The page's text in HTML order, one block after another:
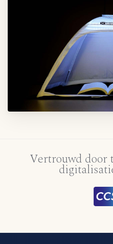
Vertrouwd door